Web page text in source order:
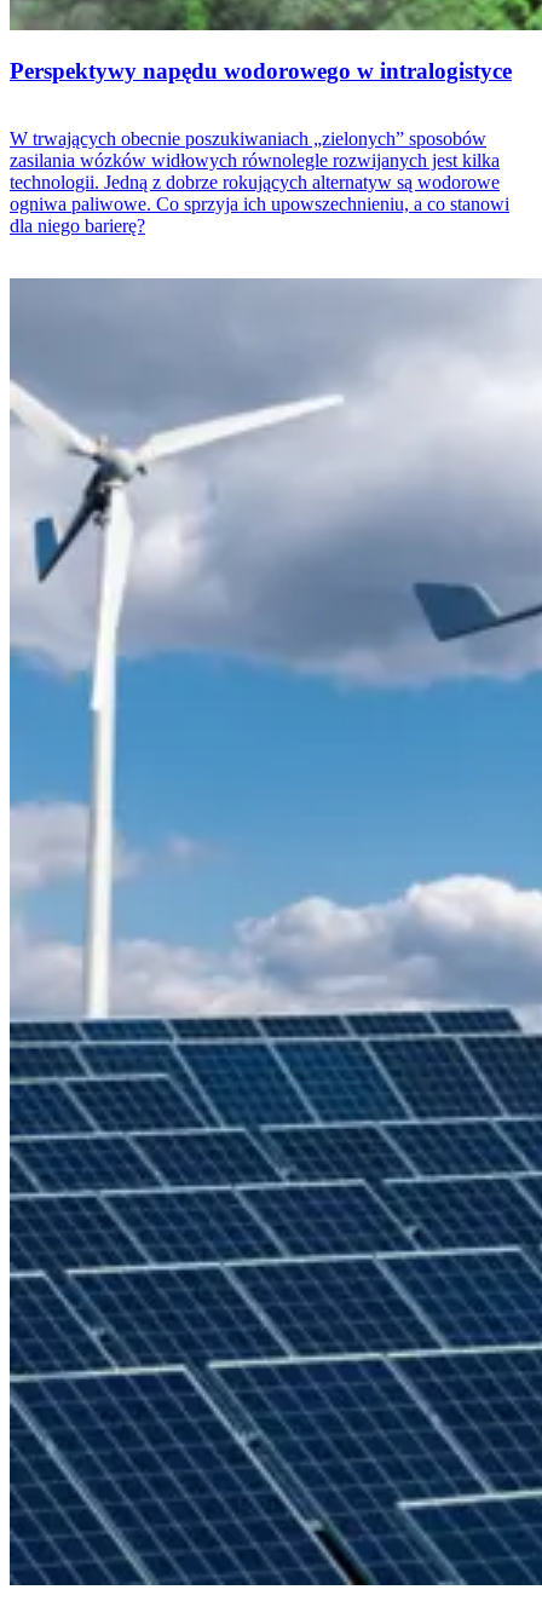
Perspektywy napędu wodorowego w intralogistyce
W trwających obecnie poszukiwaniach „zielonych” sposobów
zasilania wózków widłowych równolegle rozwijanych jest kilka
technologii. Jedną z dobrze rokujących alternatyw są wodorowe
ogniwa paliwowe. Co sprzyja ich upowszechnieniu, a co stanowi
dla niego barierę?